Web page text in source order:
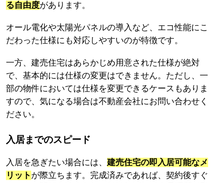
る自由度があります。
オール電化や太陽光パネルの導入など、エコ性能にこ
だわった仕様にも対応しやすいのが特徴です。
一方、建売住宅はあらかじめ用意された仕様が絶対
で、基本的には仕様の変更はできません。ただし、一
部の物件においては仕様を変更できるケースもありま
すので、気になる場合は不動産会社にお問い合わせく
ださい。
入居までのスピード
入居を急ぎたい場合には、 建売住宅の即入居可能なメ
リット が際立ちます。完成済みであれば、契約後すぐ